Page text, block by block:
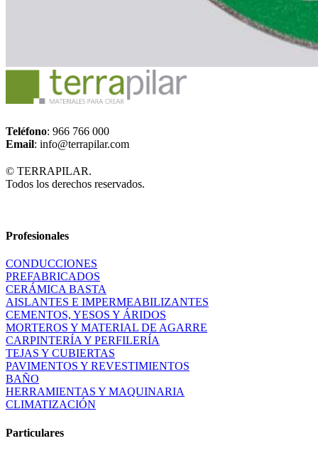
Teléfono: 966 766 000
Email: info@terrapilar.com
© TERRAPILAR.
Todos los derechos reservados.
Profesionales
CONDUCCIONES
PREFABRICADOS
CERÁMICA BASTA
AISLANTES E IMPERMEABILIZANTES
CEMENTOS, YESOS Y ÁRIDOS
MORTEROS Y MATERIAL DE AGARRE
CARPINTERÍA Y PERFILERÍA
TEJAS Y CUBIERTAS
PAVIMENTOS Y REVESTIMIENTOS
BAÑO
HERRAMIENTAS Y MAQUINARIA
CLIMATIZACIÓN
Particulares